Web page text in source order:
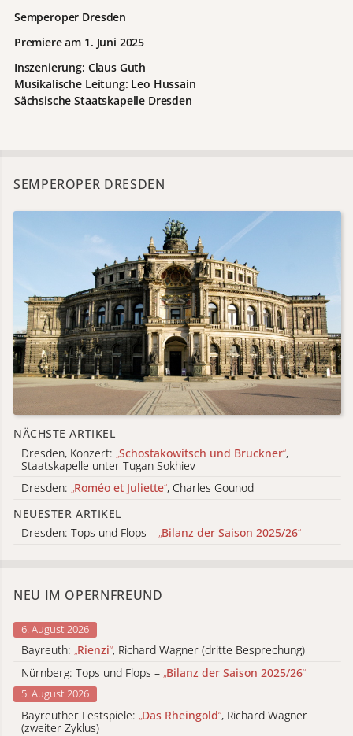
Semperoper Dresden
Premiere am 1. Juni 2025
Inszenierung: Claus Guth
Musikalische Leitung: Leo Hussain
Sächsische Staatskapelle Dresden
SEMPEROPER DRESDEN
NÄCHSTE ARTIKEL
Dresden, Konzert: „Schostakowitsch und Bruckner“,
Staatskapelle unter Tugan Sokhiev
Dresden: „Roméo et Juliette“, Charles Gounod
NEUESTER ARTIKEL
Dresden: Tops und Flops – „Bilanz der Saison 2025/26“
NEU IM OPERNFREUND
6. August 2026
Bayreuth: „Rienzi“, Richard Wagner (dritte Besprechung)
Nürnberg: Tops und Flops – „Bilanz der Saison 2025/26“
5. August 2026
Bayreuther Festspiele: „Das Rheingold“, Richard Wagner
(zweiter Zyklus)